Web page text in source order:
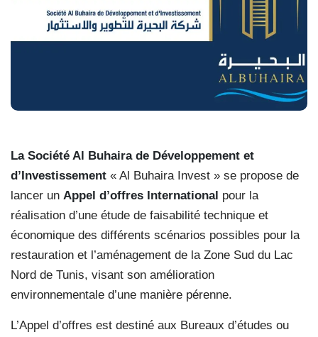
La Société Al Buhaira de Développement et
d’Investissement « Al Buhaira Invest » se propose de
lancer un Appel d’offres International pour la
réalisation d’une étude de faisabilité technique et
économique des différents scénarios possibles pour la
restauration et l’aménagement de la Zone Sud du Lac
Nord de Tunis, visant son amélioration
environnementale d’une manière pérenne.
L’Appel d’offres est destiné aux Bureaux d’études ou